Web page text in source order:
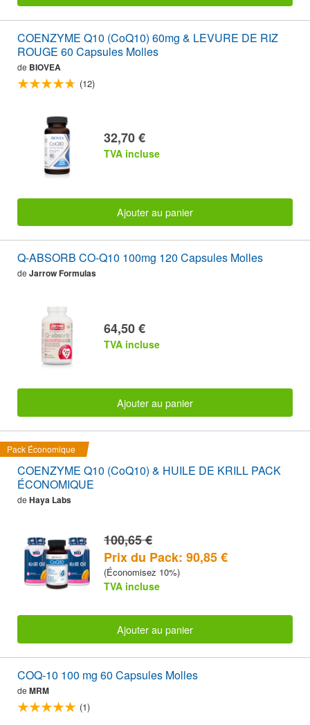
COENZYME Q10 (CoQ10) 60mg & LEVURE DE RIZ
ROUGE 60 Capsules Molles
de BIOVEA
(12)
32,70 €
TVA incluse
Ajouter au panier
Q-ABSORB CO-Q10 100mg 120 Capsules Molles
de Jarrow Formulas
64,50 €
TVA incluse
Ajouter au panier
Pack Économique
COENZYME Q10 (CoQ10) & HUILE DE KRILL PACK
ÉCONOMIQUE
de Haya Labs
100,65 €
Prix du Pack: 90,85 €
(Économisez 10%)
TVA incluse
Ajouter au panier
COQ-10 100 mg 60 Capsules Molles
de MRM
(1)